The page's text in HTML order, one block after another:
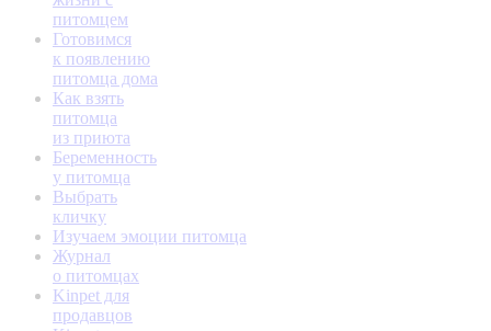
питомцем
Готовимся
к появлению
питомца дома
Как взять
питомца
из приюта
Беременность
у питомца
Выбрать
кличку
Изучаем эмоции питомца
Журнал
о питомцах
Kinpet для
продавцов